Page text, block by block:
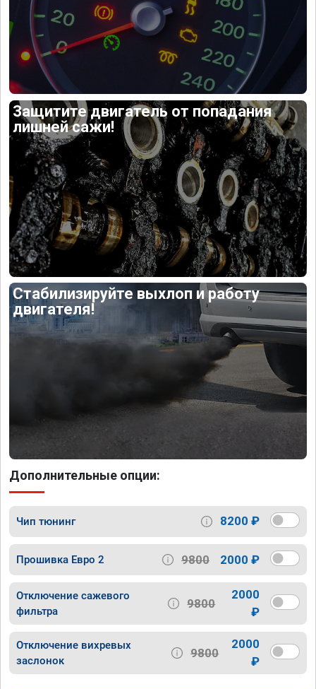
Защитите двигатель от попадания
лишней сажи!
Стабилизируйте выхлоп и работу
двигателя!
Дополнительные опции:
Чип тюнинг 8200 ₽
Прошивка Евро 2 9800 2000 ₽
Отключение сажевого
фильтра
9800
2000
₽
Отключение вихревых
заслонок
9800
2000
₽